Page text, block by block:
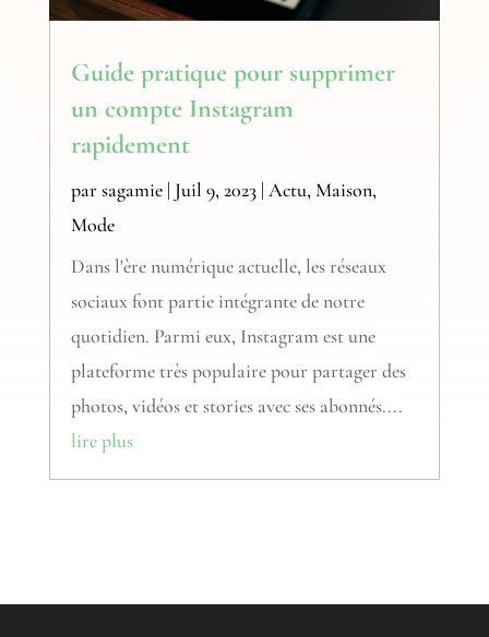
Guide pratique pour supprimer
un compte Instagram
rapidement
parsagamie| Juil 9, 2023| Actu, Maison,
Mode
Dans l'ère numérique actuelle, les réseaux
sociaux font partie intégrante de notre
quotidien. Parmi eux, Instagram est une
plateforme très populaire pour partager des
photos, vidéos et stories avec ses abonnés....
lire plus